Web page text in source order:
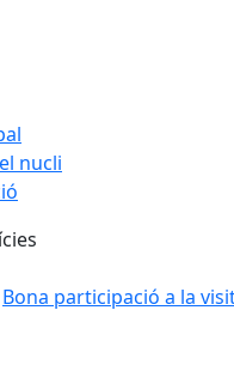
nucli
Bona participació a la
Veciana enceta els